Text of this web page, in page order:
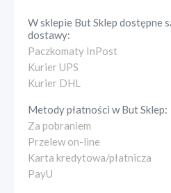
W sklepie But Sklep dostępne
dostawy:
Paczkomaty InPost
Kurier UPS
Kurier DHL
Metody płatności wBut Sklep:
Za pobraniem
Przelew on-line
Karta kredytowa/płatnicza
PayU